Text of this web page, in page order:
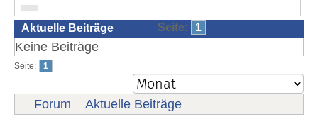
Seite: 1
Aktuelle Beiträge
Keine Beiträge
Seite: 1
Forum Aktuelle Beiträge